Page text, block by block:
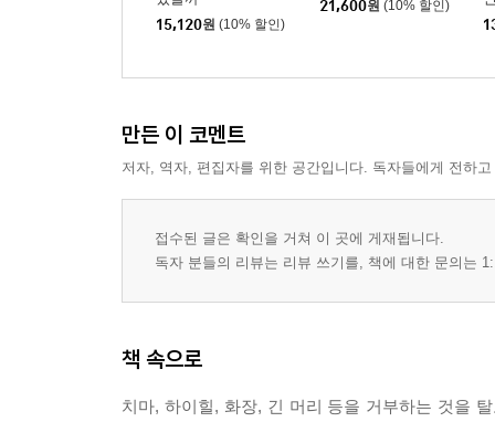
15,120원 (10% 할인)
21,600원 (10% 할인)
만든 이 코멘트
저자, 역자, 편집자를 위한 공간입니다. 독자들에게 전하
접수된 글은 확인을 거쳐 이 곳에 게재됩니다.
독자 분들의 리뷰는 리뷰 쓰기를, 책에 대한 문의는
책 속으로
치마, 하이힐, 화장, 긴 머리 등을 거부하는 것을